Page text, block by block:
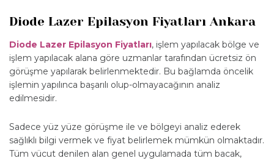
Diode Lazer Epilasyon Fiyatları Ankara
Diode Lazer Epilasyon Fiyatları, işlem yapılacak bölge ve
işlem yapılacak alana göre uzmanlar tarafından ücretsiz ön
görüşme yapılarak belirlenmektedir. Bu bağlamda öncelik
işlemin yapılınca başarılı olup-olmayacağının analiz
edilmesidir.
Sadece yüz yüze görüşme ile ve bölgeyi analiz ederek
sağlıklı bilgi vermek ve fiyat belirlemek mümkün olmaktadır.
Tüm vücut denilen alan genel uygulamada tüm bacak,